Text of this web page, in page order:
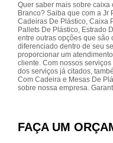
Quer saber mais sobre
Branco? Saiba que com a Jr
Cadeiras De Plástico, Caixa
Pallets De Plástico, Estrado
entre outras opções que são
diferenciado dentro de seu
proporcionar um
cliente. Com nossos
dos serviços já citados,
Com Cadeira e Mesas De
sobre nossa empresa.
FAÇA UM